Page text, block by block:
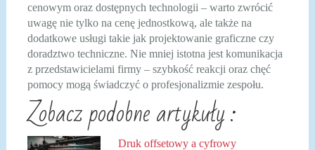
cenowym oraz dostępnych technologii – warto zwrócić
uwagę nie tylko na cenę jednostkową, ale także na
dodatkowe usługi takie jak projektowanie graficzne czy
doradztwo techniczne. Nie mniej istotna jest komunikacja
z przedstawicielami firmy – szybkość reakcji oraz chęć
pomocy mogą świadczyć o profesjonalizmie zespołu.
Zobacz podobne artykuły :
Druk offsetowy a cyfrowy